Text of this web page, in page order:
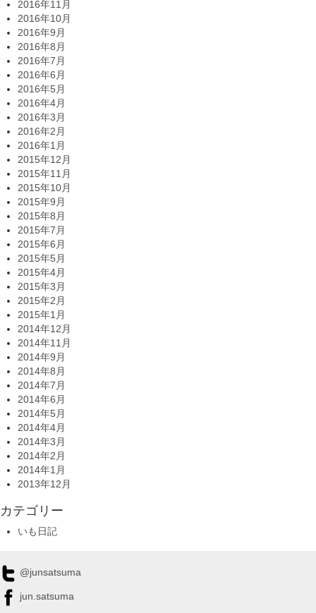
2016年11月
2016年10月
2016年9月
2016年8月
2016年7月
2016年6月
2016年5月
2016年4月
2016年3月
2016年2月
2016年1月
2015年12月
2015年11月
2015年10月
2015年9月
2015年8月
2015年7月
2015年6月
2015年5月
2015年4月
2015年3月
2015年2月
2015年1月
2014年12月
2014年11月
2014年9月
2014年8月
2014年7月
2014年6月
2014年5月
2014年4月
2014年3月
2014年2月
2014年1月
2013年12月
カテゴリー
いも日記
@junsatsuma
jun.satsuma